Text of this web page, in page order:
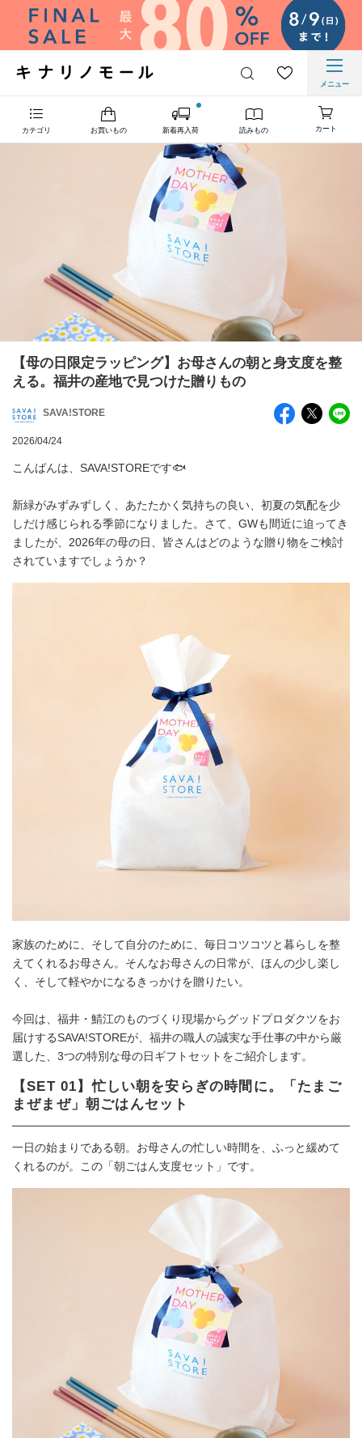
メニュー
カテゴリ お買いもの 新着再入荷 読みもの カート
【母の日限定ラッピング】お母さんの朝と身支度を整
える。福井の産地で見つけた贈りもの
SAVA!STORE
2026/04/24
こんばんは、SAVA!STOREです🐟
新緑がみずみずしく、あたたかく気持ちの良い、初夏の気配を少
しだけ感じられる季節になりました。さて、GWも間近に迫ってき
ましたが、2026年の母の日、皆さんはどのような贈り物をご検討
されていますでしょうか？
家族のために、そして自分のために、毎日コツコツと暮らしを整
えてくれるお母さん。そんなお母さんの日常が、ほんの少し楽し
く、そして軽やかになるきっかけを贈りたい。
今回は、福井・鯖江のものづくり現場からグッドプロダクツをお
届けするSAVA!STOREが、福井の職人の誠実な手仕事の中から厳
選した、3つの特別な母の日ギフトセットをご紹介します。
【SET 01】忙しい朝を安らぎの時間に。「たまご
まぜまぜ」朝ごはんセット
一日の始まりである朝。お母さんの忙しい時間を、ふっと緩めて
くれるのが。この「朝ごはん支度セット」です。